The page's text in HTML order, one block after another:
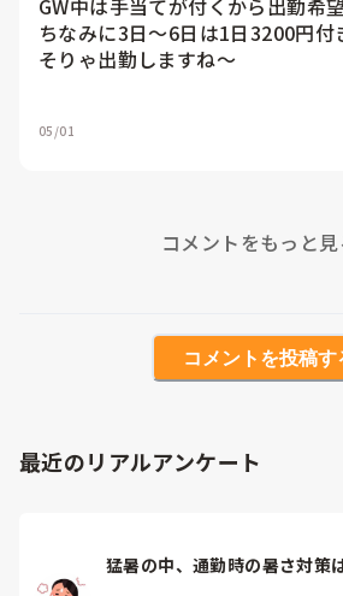
GW中は手当てが付くから出勤希
ちなみに3日〜6日は1日3200円付
そりゃ出勤しますね〜
05/01
コメントをもっと見
コメントを投稿す
最近のリアルアンケート
猛暑の中、通勤時の暑さ対策